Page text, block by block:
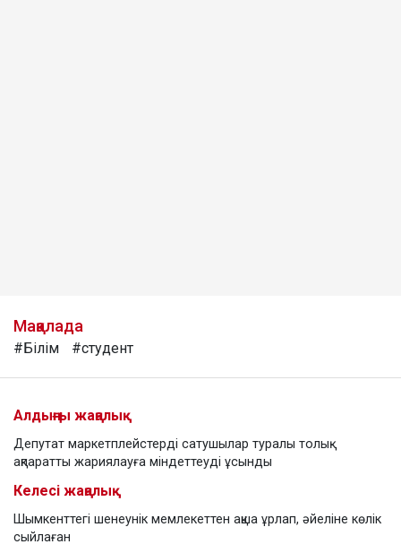
Мақалада
#Білім #студент
Алдыңғы жаңалық
Депутат маркетплейстерді сатушылар туралы толық
ақпаратты жариялауға міндеттеуді ұсынды
Келесі жаңалық
Шымкенттегі шенеунік мемлекеттен ақша ұрлап, әйеліне көлік
сыйлаған